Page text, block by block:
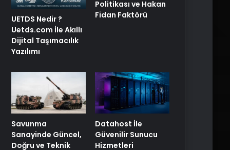
UETDS Nedir ?
Uetds.com İle Akıllı
Dijital Taşımacılık
Yazılımı
Politikası ve Hakan
Fidan Faktörü
Savunma
Sanayinde Güncel,
Doğru ve Teknik
Datahost İle
Güvenilir Sunucu
Hizmetleri